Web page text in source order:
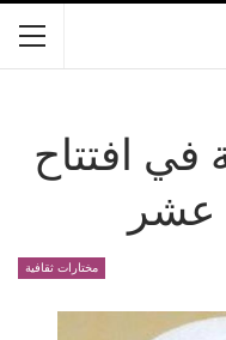
في افتتاح
عشر
مختارات ثقافية